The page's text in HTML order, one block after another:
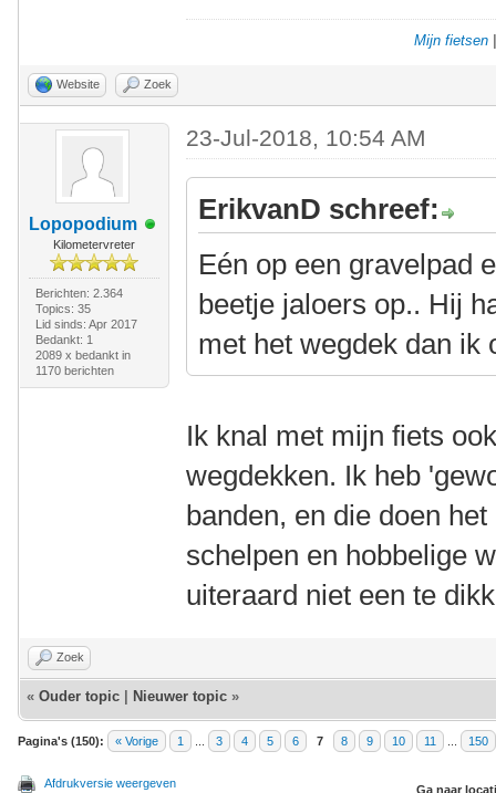
Mijn fietsen
Website Zoek
Lopopodium
Kilometervreter
Berichten: 2.364
Topics: 35
Lid sinds: Apr 2017
Bedankt: 1
2089 x bedankt in
1170 berichten
23-Jul-2018, 10:54 AM
ErikvanD schreef:
Eén op een gravelpad
beetje jaloers op.. Hij
met het wegdek dan ik
Ik knal met mijn fiets
wegdekken. Ik heb
banden, en die doen
schelpen en hobbelige
uiteraard niet een te
Zoek
« Ouder topic Nieuwer topic »
Pagina's (150): « Vorige 1 3 4 5 6 7 8 9 10 11 150
Afdrukversie weergeven Ga naar